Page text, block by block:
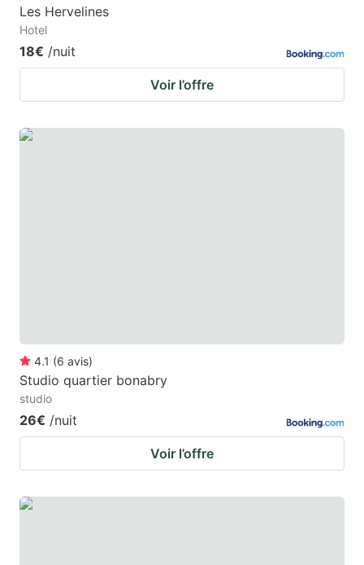
Les Hervelines
Hotel
18€ /nuit
Voir l’offre
4.1 (6 avis)
Studio quartier bonabry
studio
26€ /nuit
Voir l’offre